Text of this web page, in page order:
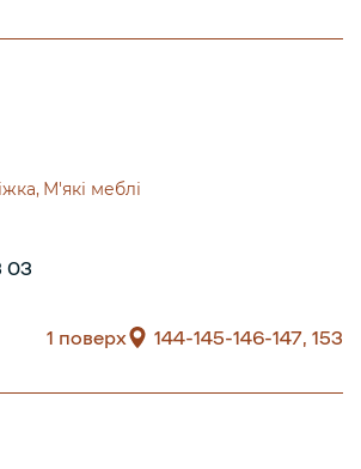
М'які меблі
03
1 поверх 144-145-146-147, 153